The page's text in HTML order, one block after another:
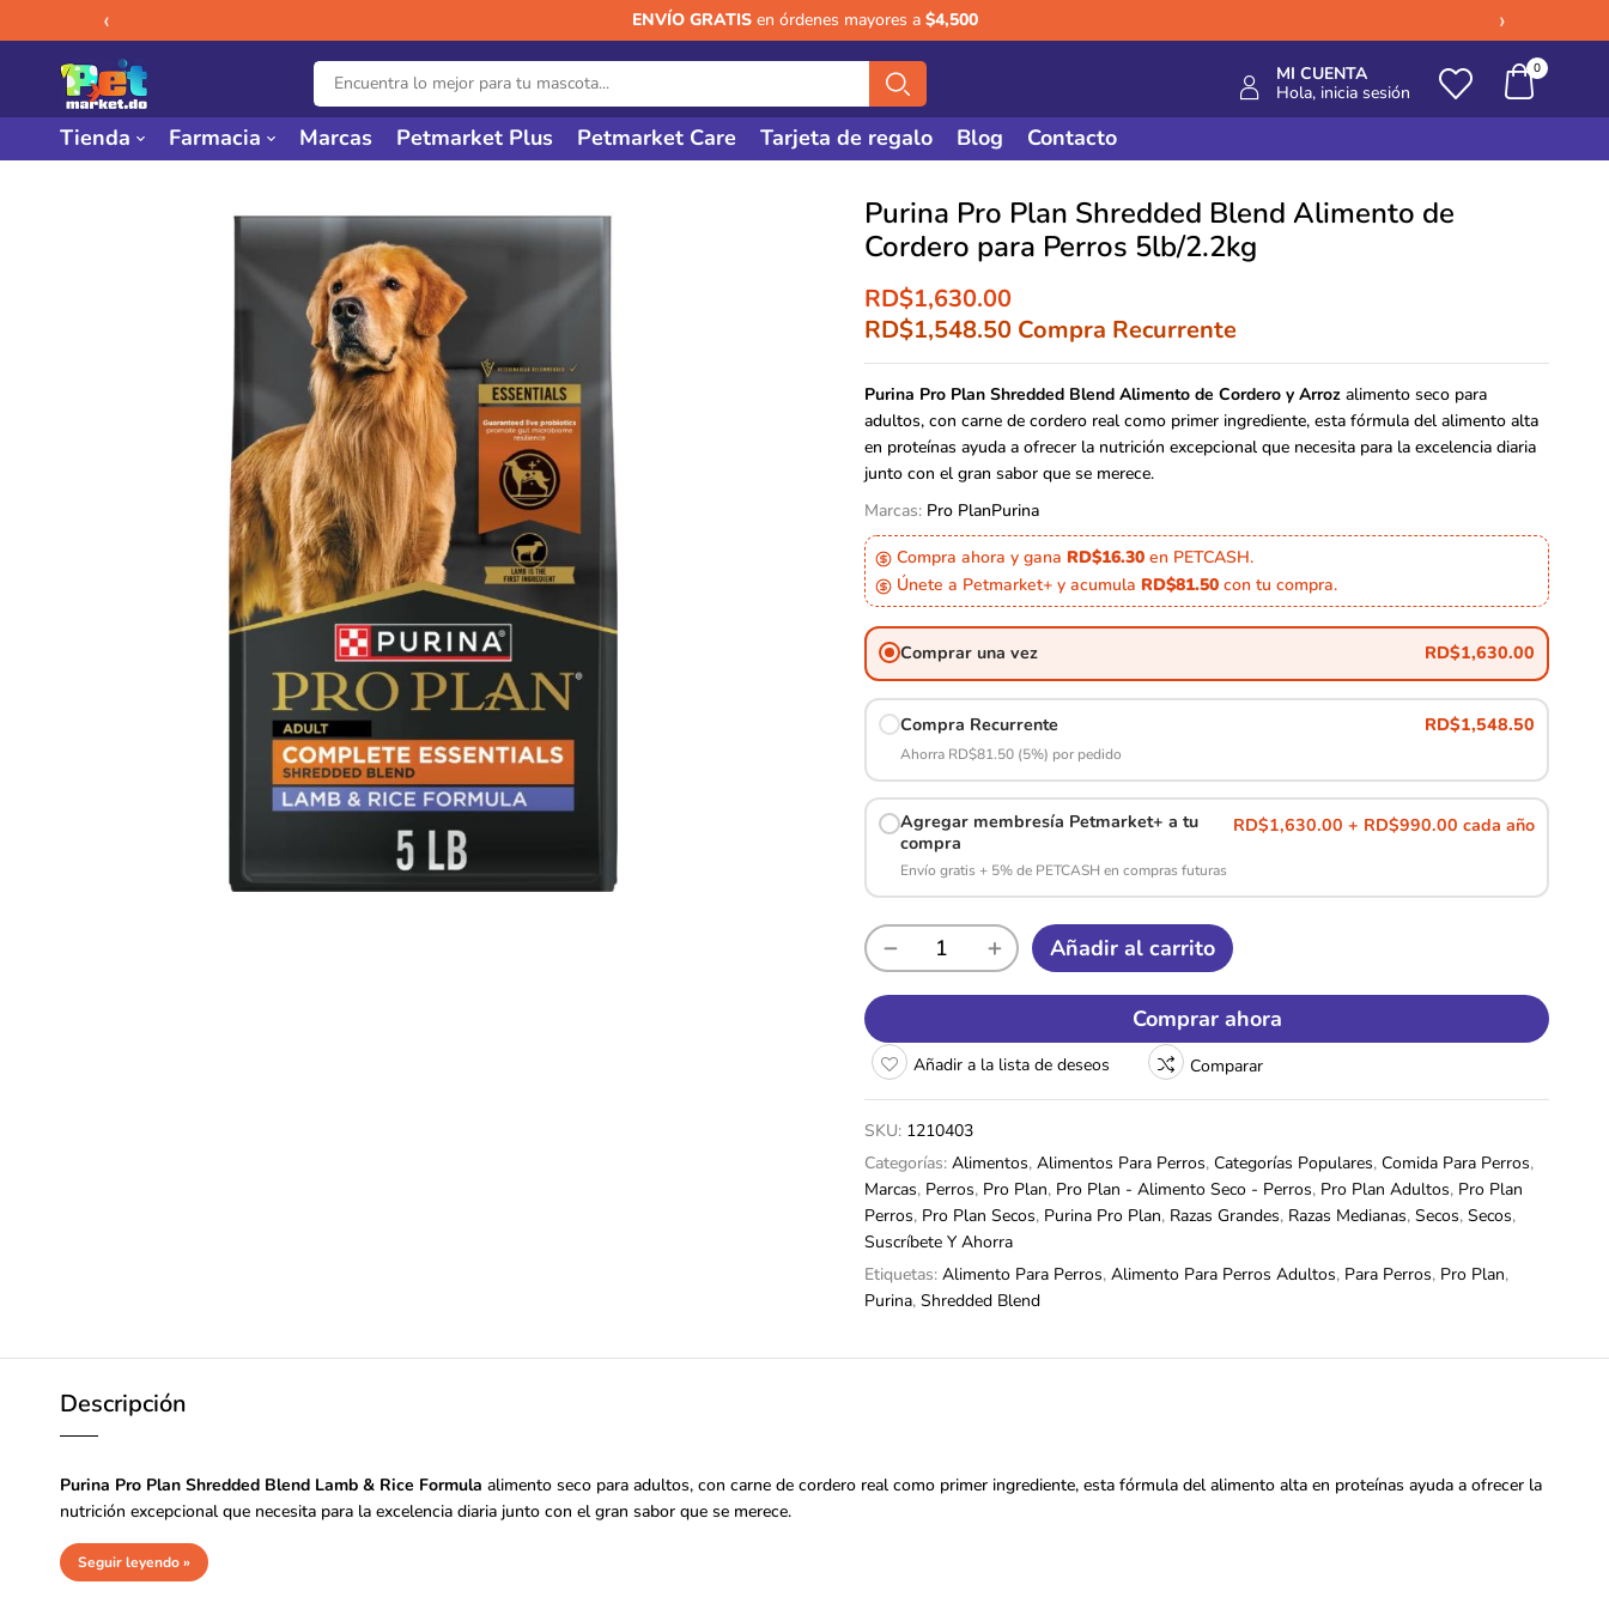
‹ ENVÍO GRATISen órdenes mayores a $4,500 ›
MI CUENTA
Hola, inicia sesión
0
Tienda Farmacia Marcas Petmarket Plus Petmarket Care Tarjeta de regalo Blog Contacto
Purina Pro Plan Shredded Blend Alimento de
Cordero para Perros 5lb/2.2kg
RD$1,630.00
RD$1,548.50 Compra Recurrente
Purina Pro Plan Shredded Blend Alimento de Cordero y Arroz alimento seco para
adultos, con carne de cordero real como primer ingrediente, esta fórmula del alimento alta
en proteínas ayuda a ofrecer la nutrición excepcional que necesita para la excelencia diaria
junto con el gran sabor que se merece.
Marcas: Pro PlanPurina
Compra ahora y gana RD$16.30 en PETCASH.
Únete a Petmarket+ y acumula RD$81.50 con tu compra.
Comprar una vez RD$1,630.00
Compra Recurrente RD$1,548.50
Ahorra RD$81.50 (5%) por pedido
Agregar membresía Petmarket+ a tu
compra
Envío gratis + 5% de PETCASH en compras futuras
RD$1,630.00 + RD$990.00 cada año
Añadir al carrito
Comprar ahora
Añadir a la lista de deseos Comparar
SKU: 1210403
Categorías: Alimentos, Alimentos Para Perros, Categorías Populares, Comida Para Perros,
Marcas, Perros, Pro Plan, Pro Plan - Alimento Seco - Perros, Pro Plan Adultos, Pro Plan
Perros, Pro Plan Secos, Purina Pro Plan, Razas Grandes, Razas Medianas, Secos, Secos,
Suscríbete Y Ahorra
Etiquetas: Alimento Para Perros, Alimento Para Perros Adultos, Para Perros, Pro Plan,
Purina, Shredded Blend
Descripción
Purina Pro Plan Shredded Blend Lamb & Rice Formula alimento seco para adultos, con carne de cordero real como primer ingrediente, esta fórmula del alimento alta en proteínas ayuda a ofrecer la
nutrición excepcional que necesita para la excelencia diaria junto con el gran sabor que se merece.
Seguir leyendo »